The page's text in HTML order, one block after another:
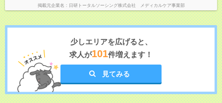
掲載元企業名 日研トータルソーシング株式会社 メディカルケア事業部
少しエリアを広げると、
求人が101件増えます！
見てみる